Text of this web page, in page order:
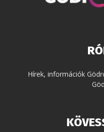
Hírek, információk